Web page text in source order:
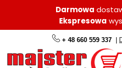
Darmowa
Ekspresowa
+ 48 660 559 337 |